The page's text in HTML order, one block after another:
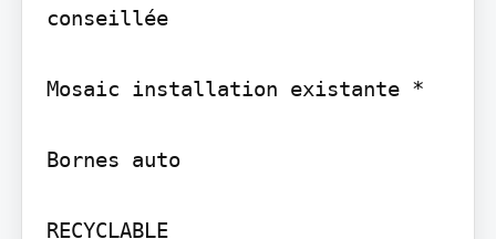
conseillée
Mosaic installation existante *
Bornes auto
RECYCLABLE